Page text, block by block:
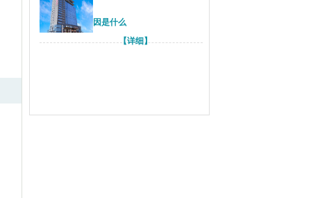
因是什么
【详细】